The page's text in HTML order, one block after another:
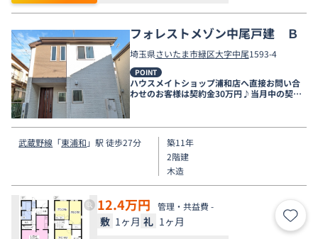
フォレストメゾン中尾戸建 Ｂ
埼玉県さいたま市緑区大字中尾1593-4
POINT
ハウスメイトショップ浦和店へ直接お問い合
わせのお客様は契約金30万円♪当月中の契約
武蔵野線 「東浦和 」駅 徒歩27分
築11年
2階建
木造
12.4万円 管理・共益費 -
敷 1ヶ月 礼 1ヶ月 お気